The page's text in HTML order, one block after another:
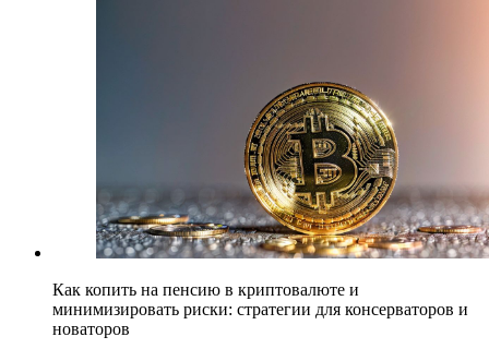
Как копить на пенсию в криптовалюте и
минимизировать риски: стратегии для консерваторов и
новаторов